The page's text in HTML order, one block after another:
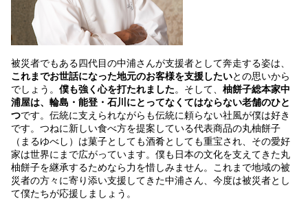
被災者でもある四代目の中浦さんが支援者として奔走する姿は、
これまでお世話になった地元のお客様を支援したいとの思いから
でしょう。 僕も強く心を打たれました。そして、 柚餅子総本家中
浦屋は、輪島・能登・石川にとってなくてはならない老舗のひと
つです。伝統に支えられながらも伝統に頼らない社風が僕は好き
です。つねに新しい食べ方を提案している代表商品の丸柚餅子
（まるゆべし）は菓子としても酒肴としても重宝され、その愛好
家は世界にまで広がっています。僕も日本の文化を支えてきた丸
柚餅子を継承するためなら力を惜しみません。これまで地域の被
災者の方々に寄り添い支援してきた中浦さん、今度は被災者とし
て僕たちが応援しましょう。